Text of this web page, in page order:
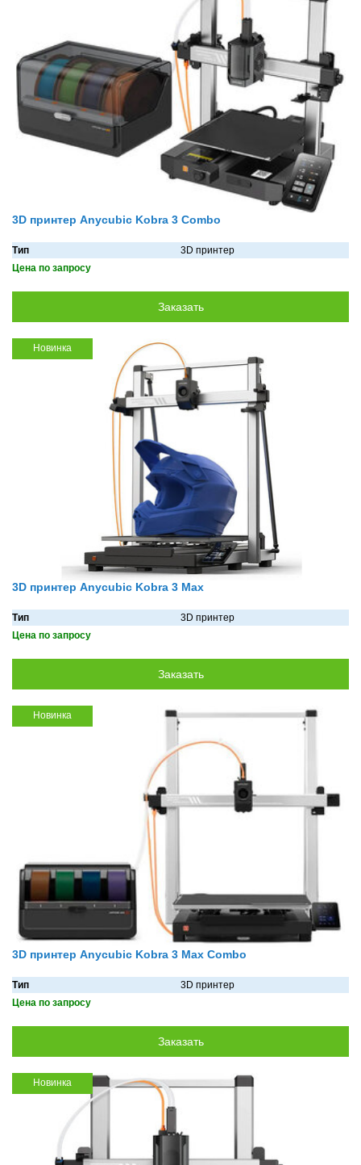
3D принтер Anycubic Kobra 3 Combo
Тип
3D принтер
Цена по запросу
Новинка
3D принтер Anycubic Kobra 3 Max
Тип
3D принтер
Цена по запросу
Новинка
3D принтер Anycubic Kobra 3 Max Combo
Тип
3D принтер
Цена по запросу
Новинка